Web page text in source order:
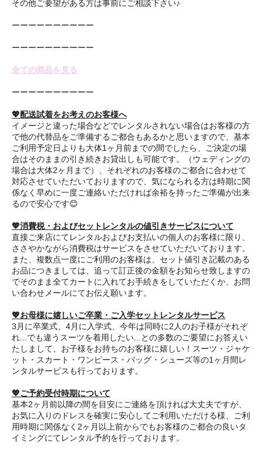
その他ご要望がある方は事前にご相談下さい♪
ーーーーーーーーーー
ーーーーーーーーーー
全ての商品を見る
ーーーーーーーーーー
💖配送試着をお考えのお客様へ
イメージと違った場合などでレンタルされない場合はお客様の方
で他の代替品をご準備するご都合もあるかと思いますので、基本
ご利用予定日よりも大体1ヶ月前までの間でしたら、ご決定の場
合はそのままの引き続きお貸出しも可能です。（ウェディングの
場合は大体2ヶ月まで）、それぞれのお客様のご都合に合わせて
対応させていただいておりますので、気になられる方は時期に関
係なく早めに一度ご連絡いただければ余裕を持ったご準備が出来
るので安心です😊
💖消費税・およびセットレンタルの値引きサービスについて
直接ご来店にてレンタルおよびお支払いの個人のお客様に限り、
ささやかながら消費税はサービスをさせていただいております。
また、複数点一度にご利用のお客様は、セット値引き記載のある
お品につきましては、追って訂正後の金額をお知らせ致しますの
でそのまま全てカートに入れてお手続きをしていただくか、お問
い合わせメールにてお伝え願います。
💖お母様に嬉しいご卒業・ご入学セットレンタルサービス
3月に卒業式、4月に入学式、今年は同時に2人のお子様がそれぞ
れ...でも違うスーツを着用したい...との多数のご要望にお答えい
たしまして、お子様をお持ちのお客様に嬉しい！スーツ・ジャケ
ット・スカート・ワンピース・バッグ・シューズ等の1ヶ月間レ
ンタルサービスも行っております。
💖ご予約受付時期について
基本2ヶ月前以降の間を目安にご連絡を頂ければ大丈夫ですが、
お気に入りのドレスを確実に安心してご利用いただける様、ご利
用時期に関係なく2ヶ月以上前からでもお客様のご都合の良いタ
イミングにてレンタル予約を行っております。